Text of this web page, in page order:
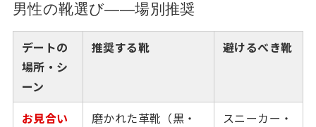
男性の靴選び——場別推奨
デートの
場所・シ
ーン
推奨する靴 避けるべき靴
お見合い
磨かれた革靴（黒・
スニーカー・